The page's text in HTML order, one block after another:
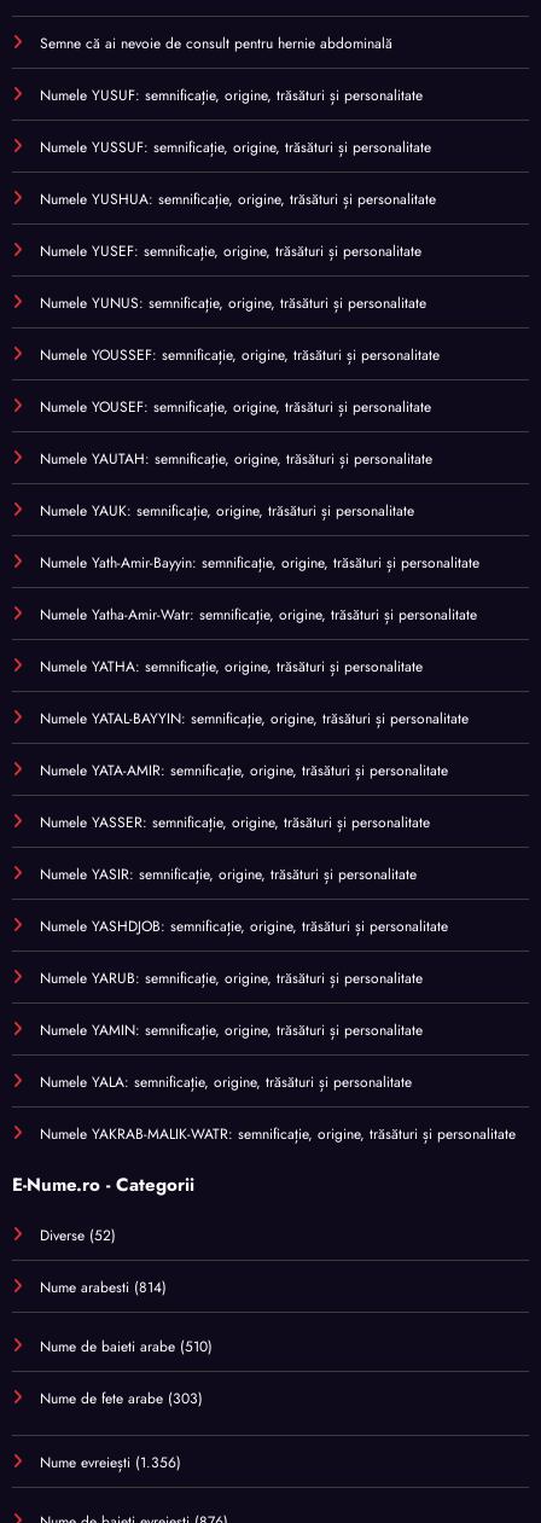
Semne că ai nevoie de consult pentru hernie abdominală
Numele YUSUF: semnificație, origine, trăsături și personalitate
Numele YUSSUF: semnificație, origine, trăsături și personalitate
Numele YUSHUA: semnificație, origine, trăsături și personalitate
Numele YUSEF: semnificație, origine, trăsături și personalitate
Numele YUNUS: semnificație, origine, trăsături și personalitate
Numele YOUSSEF: semnificație, origine, trăsături și personalitate
Numele YOUSEF: semnificație, origine, trăsături și personalitate
Numele YAUTAH: semnificație, origine, trăsături și personalitate
Numele YAUK: semnificație, origine, trăsături și personalitate
Numele Yath-Amir-Bayyin: semnificație, origine, trăsături și personalitate
Numele Yatha-Amir-Watr: semnificație, origine, trăsături și personalitate
Numele YATHA: semnificație, origine, trăsături și personalitate
Numele YATAL-BAYYIN: semnificație, origine, trăsături și personalitate
Numele YATA-AMIR: semnificație, origine, trăsături și personalitate
Numele YASSER: semnificație, origine, trăsături și personalitate
Numele YASIR: semnificație, origine, trăsături și personalitate
Numele YASHDJOB: semnificație, origine, trăsături și personalitate
Numele YARUB: semnificație, origine, trăsături și personalitate
Numele YAMIN: semnificație, origine, trăsături și personalitate
Numele YALA: semnificație, origine, trăsături și personalitate
Numele YAKRAB-MALIK-WATR: semnificație, origine, trăsături și personalitate
E-Nume.ro - Categorii
Diverse (52)
Nume arabesti (814)
Nume de baieti arabe (510)
Nume de fete arabe (303)
Nume evreiești (1.356)